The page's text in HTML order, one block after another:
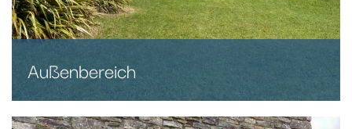
Außenbereich